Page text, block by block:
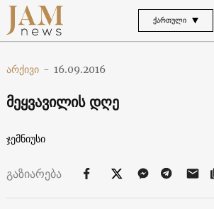
ᲥᲐᲠᲗᲣᲚᲘ
არქივი - 16.09.2016
მეყვავილის დღე
ჯემნიუსი
გაზიარება